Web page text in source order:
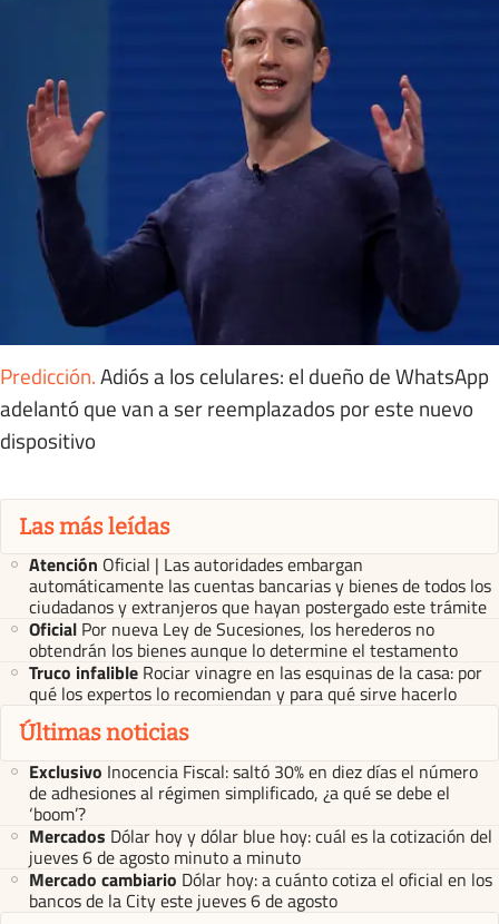
Predicción.Adiós a los celulares: el dueño de WhatsApp
adelantó que van a ser reemplazados por este nuevo
dispositivo
Las más leídas
Atención Oficial | Las autoridades embargan
automáticamente las cuentas bancarias y bienes de todos los
ciudadanos y extranjeros que hayan postergado este trámite
Oficial Por nueva Ley de Sucesiones, los herederos no
obtendrán los bienes aunque lo determine el testamento
Truco infalible Rociar vinagre en las esquinas de la casa: por
qué los expertos lo recomiendan y para qué sirve hacerlo
Últimas noticias
Exclusivo Inocencia Fiscal: saltó 30% en diez días el número
de adhesiones al régimen simplificado, ¿a qué se debe el
‘boom’?
Mercados Dólar hoy y dólar blue hoy: cuál es la cotización del
jueves 6 de agosto minuto a minuto
Mercado cambiario Dólar hoy: a cuánto cotiza el oficial en los
bancos de la City este jueves 6 de agosto